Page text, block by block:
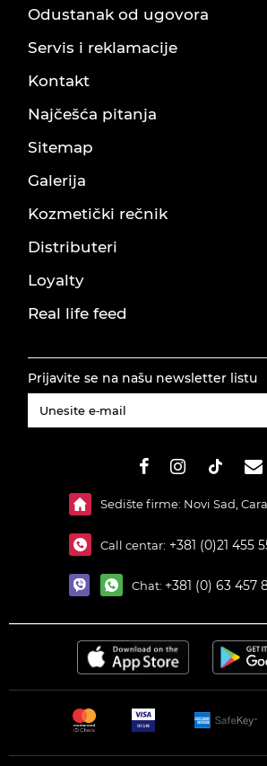
Odustanak od ugovora
Servis i reklamacije
Kontakt
Najčešća pitanja
Sitemap
Galerija
Kozmetički rečnik
Distributeri
Loyalty
Real life feed
Prijavite se na našu newsletter listu
Sedište firme: Novi Sad,
Call centar: +381 (0)21 455
Chat: +381 (0) 63 457